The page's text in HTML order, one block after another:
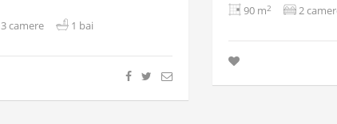
3 camere 1 bai
90 m2 2